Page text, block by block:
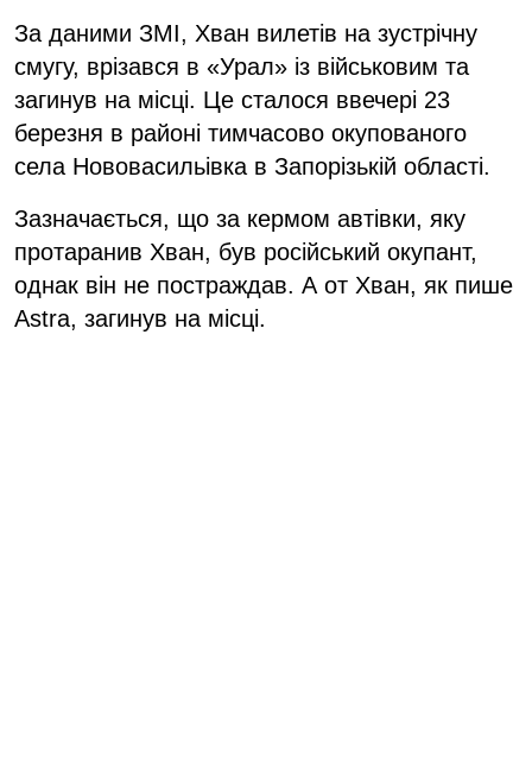
За даними ЗМІ, Хван вилетів на зустрічну
смугу, врізався в «Урал» із військовим та
загинув на місці. Це сталося ввечері 23
березня в районі тимчасово окупованого
села Нововасильівка в Запорізькій області.
Зазначається, що за кермом автівки, яку
протаранив Хван, був російський окупант,
однак він не постраждав. А от Хван, як пише
Astra, загинув на місці.